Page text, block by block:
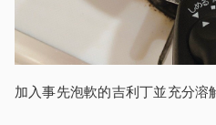
加入事先泡軟的吉利丁並充分溶